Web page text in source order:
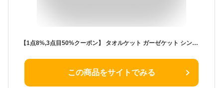
【1点8%,3点目50%クーポン】 タオルケット ガーゼケット シングル ベビー 保育園 肌掛け布団 夏布団 ブランケット 夏用 お昼寝 タオルケット ひざ掛け 父の日 ガーゼ タオル 赤ちゃん 綿100 6重ガーゼ ガーゼ タオルケット ハーフ ダブル セミダブル 夏掛け布団 NENEKO
この商品をサイトでみる